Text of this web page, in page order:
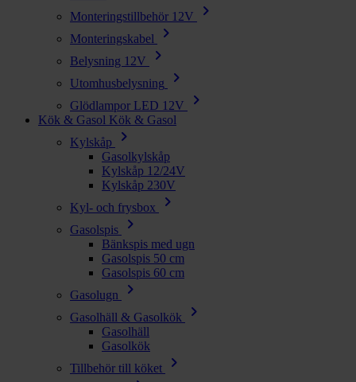
Monteringstillbehör 12V chevron_right
Monteringskabel chevron_right
Belysning 12V chevron_right
Utomhusbelysning chevron_right
Glödlampor LED 12V chevron_right
Kök & Gasol Kök & Gasol
Kylskåp
chevron_right
Gasolkylskåp
Kylskåp 12/24V
Kylskåp 230V
Kyl- och frysbox
chevron_right
Gasolspis chevron_right
Bänkspis med ugn
Gasolspis 50 cm
Gasolspis 60 cm
Gasolugn
chevron_right
Gasolhäll & Gasolkök chevron_right
Gasolhäll
Gasolkök
Tillbehör till köket
chevron_right